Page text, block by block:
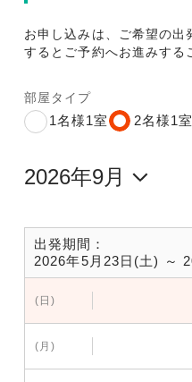
お申し込みは、ご希望の出
するとご予約へお進みする
部屋タイプ
1名様1室 2名様1
出発期間：
2026年5月23日(土) ～
(日)
(月)